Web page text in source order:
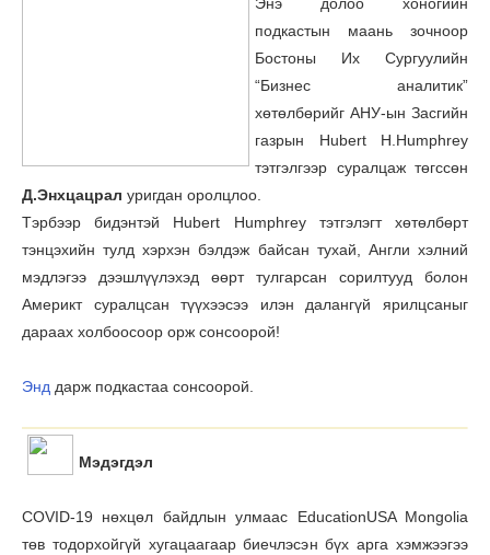
подкастын маань зочноор
Бостоны Их Сургуулийн
“Бизнес аналитик”
хөтөлбөрийг АНУ-ын Засгийн
газрын Hubert H.Humphrey
тэтгэлгээр суралцаж төгссөн
Д.Энхцацрал уригдан оролцлоо.
Тэрбээр бидэнтэй Hubert Humphrey тэтгэлэгт хөтөлбөрт
тэнцэхийн тулд хэрхэн бэлдэж байсан тухай, Англи хэлний
мэдлэгээ дээшлүүлэхэд өөрт тулгарсан сорилтууд болон
Америкт суралцсан түүхээсээ илэн далангүй ярилцсаныг
дараах холбоосоор орж сонсоорой!
Энд дарж подкастаа сонсоорой.
Мэдэгдэл
COVID-19 нөхцөл байдлын улмаас EducationUSA Mongolia
төв тодорхойгүй хугацаагаар биечлэсэн бүх арга хэмжээгээ